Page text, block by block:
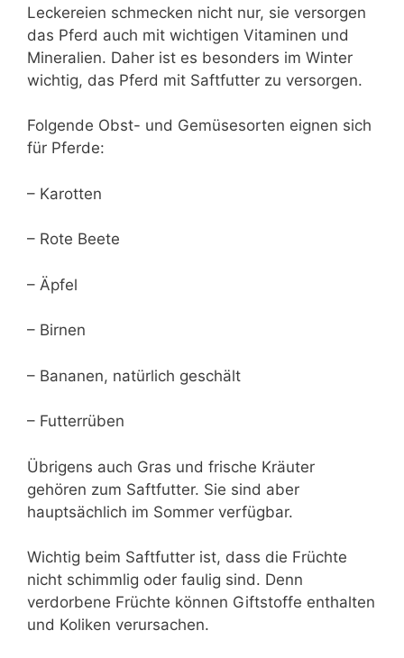
Leckereien schmecken nicht nur, sie versorgen
das Pferd auch mit wichtigen Vitaminen und
Mineralien. Daher ist es besonders im Winter
wichtig, das Pferd mit Saftfutter zu versorgen.
Folgende Obst- und Gemüsesorten eignen sich
für Pferde:
– Karotten
– Rote Beete
– Äpfel
– Birnen
– Bananen, natürlich geschält
– Futterrüben
Übrigens auch Gras und frische Kräuter
gehören zum Saftfutter. Sie sind aber
hauptsächlich im Sommer verfügbar.
Wichtig beim Saftfutter ist, dass die Früchte
nicht schimmlig oder faulig sind. Denn
verdorbene Früchte können Giftstoffe enthalten
und Koliken verursachen.